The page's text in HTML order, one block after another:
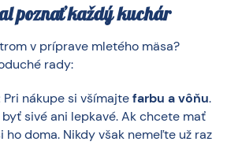
poznať každý kuchár
v príprave mletého mäsa?
rady:
Pri nákupe si všímajtefarbu a vôňu.
sivé ani lepkavé. Ak chcete mať
ho doma. Nikdy však nemeľte už raz